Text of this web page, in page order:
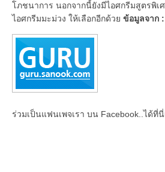
โภชนาการ นอกจากนี้ยังมีไอศกรีมสูตรพิเ
ไอศกรีมมะม่วง ให้เลือกอีกด้วย ข้อมูลจาก
ร่วมเป็นแฟนเพจเรา บน Facebook..ได้ที่นี่